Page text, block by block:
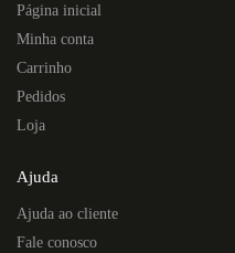
Página inicial
Minha conta
Carrinho
Pedidos
Loja
Ajuda
Ajuda ao cliente
Fale conosco